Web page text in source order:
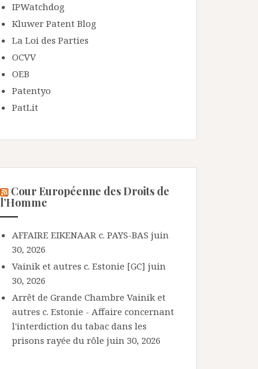
IPWatchdog
Kluwer Patent Blog
La Loi des Parties
OCVV
OEB
Patentyo
PatLit
Cour Européenne des Droits de
l’Homme
AFFAIRE EIKENAAR c. PAYS-BAS juin
30, 2026
Vainik et autres c. Estonie [GC] juin
30, 2026
Arrêt de Grande Chambre Vainik et
autres c. Estonie - Affaire concernant
l'interdiction du tabac dans les
prisons rayée du rôle juin 30, 2026